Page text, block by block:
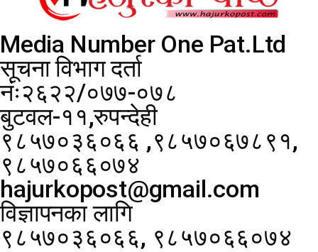
Media Number One Pat.Ltd
सूचना विभाग दर्ता
नंः२६२२/०७७-०७८
बुटवल-११,रुपन्देही
९८५७०३६०६६ ,९८५७०६७८९१,
९८५७०६६०७४
hajurkopost@gmail.com
विज्ञापनका लागि
९८५७०३६०६६, ९८५७०६६०७४